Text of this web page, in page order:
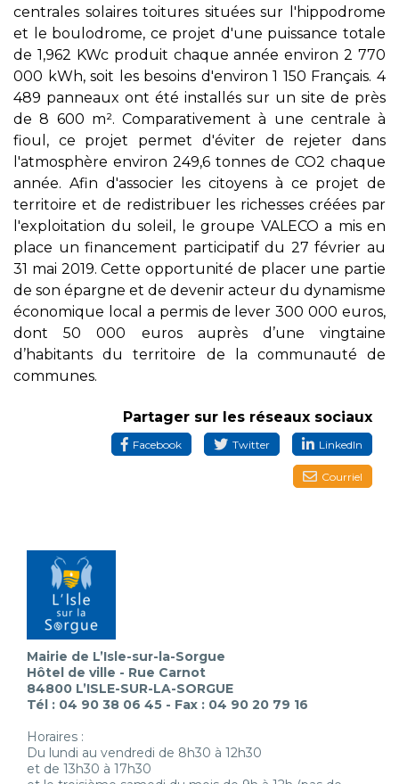
centrales solaires toitures situées sur l'hippodrome
et le boulodrome, ce projet d'une puissance totale
de 1,962 KWc produit chaque année environ 2 770
000 kWh, soit les besoins d'environ 1 150 Français. 4
489 panneaux ont été installés sur un site de près
de 8 600 m². Comparativement à une centrale à
fioul, ce projet permet d'éviter de rejeter dans
l'atmosphère environ 249,6 tonnes de CO2 chaque
année. Afin d'associer les citoyens à ce projet de
territoire et de redistribuer les richesses créées par
l'exploitation du soleil, le groupe VALECO a mis en
place un financement participatif du 27 février au
31 mai 2019. Cette opportunité de placer une partie
de son épargne et de devenir acteur du dynamisme
économique local a permis de lever 300 000 euros,
dont 50 000 euros auprès d’une vingtaine
d’habitants du territoire de la communauté de
communes.
Partager sur les réseaux sociaux
Facebook Twitter LinkedIn
Courriel
Mairie de L’Isle-sur-la-Sorgue
Hôtel de ville - Rue Carnot
84800 L’ISLE-SUR-LA-SORGUE
Tél : 04 90 38 06 45 - Fax : 04 90 20 79 16
Horaires :
Du lundi au vendredi de 8h30 à 12h30
et de 13h30 à 17h30